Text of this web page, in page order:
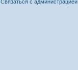
Связаться с администрацией